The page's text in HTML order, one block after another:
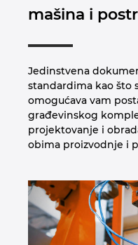
mašina i
Jedinstvena
standardima kao što
omogućava vam
građevinskog
projektovanje i
obima proizvodnje i